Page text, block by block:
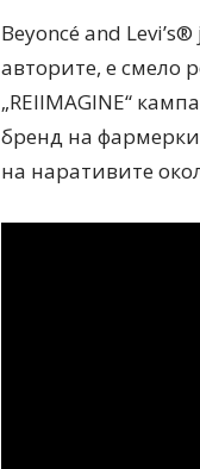
Beyoncé and
авторите, е смело
„REIIMAGINE“
бренд на
на наративите